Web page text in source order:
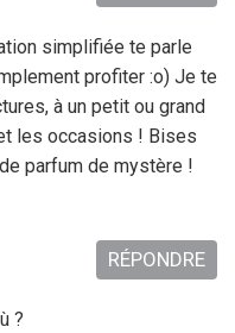
simplifiée te parle
profiter :o) Je te
à un petit ou grand
les occasions ! Bises
parfum de mystère !
?
RÉPONDRE